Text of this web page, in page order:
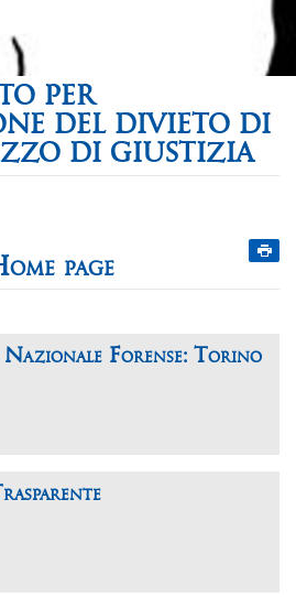
PER
DEL DIVIETO DI
DI GIUSTIZIA
page
Forense: Torino